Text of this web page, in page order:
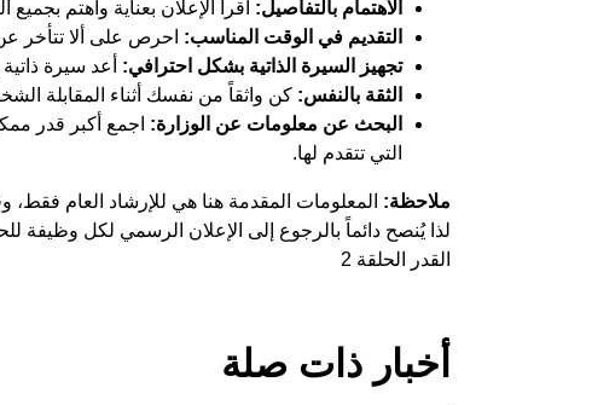
الاهتمام بالتفاصيل: اقرأ الإعلان بعناية واهتم
التقديم في الوقت المناسب: احرص على ألا تتأخر
تجهيز السيرة الذاتية بشكل احترافي: أعد سيرة
الثقة بالنفس: كن واثقاً من نفسك أثناء المقابلة
البحث عن معلومات عن الوزارة: اجمع أكبر قدر
التي تتقدم لها.
ملاحظة: المعلومات المقدمة هنا هي للإرشاد العام
لذا يُنصح دائماً بالرجوع إلى الإعلان الرسمي لكل
القدر الحلقة 2
أخبار ذات صلة